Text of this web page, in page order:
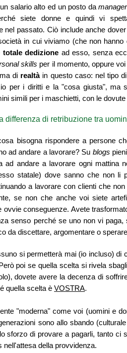
salario alto ed un posto damanager
siete donne e quindi vi
nel passato. Ciò include anche
in cui viviamo (che non hanno
totale dedizione ad esso, senza
skills per il momento, oppure
ma di realtàin questo caso: nel tipo
per i diritti e la "cosa giusta", ma
simili per i maschietti, con le
differenza di retribuzione tra
bisogna rispondere a persone
ad andare a lavorare? Su blogs
ad andare a lavorare ogni mattina
statale) dove sanno che non li
a lavorare con clienti che
se non che anche voi siete
ovvie conseguenze. Avete
senso perché se uno non vi
da discettare, argomentare o
si permetterà mai (io incluso) di
poi se quella scelta si rivela
dovete avere la decenza di
quella scelta è VOSTRA.
"moderna" come voi (uomini e
sono allo sbando
sforzo di provare a pagarli, tanto ci
nell'attesa della provvidenza.